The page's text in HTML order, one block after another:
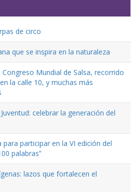
de circo
que se inspira en la naturaleza
Mundial de Salsa, recorrido
la calle 10, y muchas más
celebrar la generación del
participar en la VI edición del
palabras”
lazos que fortalecen el